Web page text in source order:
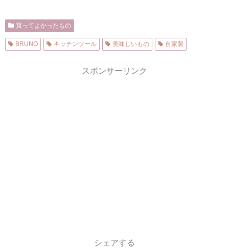
買ってよかったもの
BRUNO キッチンツール 美味しいもの 自家製
スポンサーリンク
シェアする